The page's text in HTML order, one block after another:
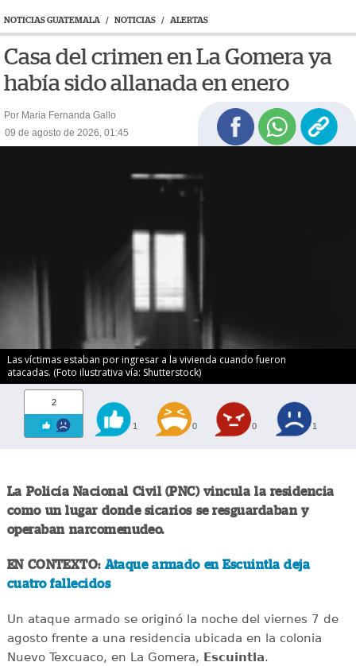
NOTICIAS GUATEMALA / NOTICIAS / ALERTAS
Casa del crimen en La Gomera ya
había sido allanada en enero
Por Maria Fernanda Gallo
09 de agosto de 2026, 01:45
Las víctimas estaban por ingresar a la vivienda cuando fueron
atacadas. (Foto ilustrativa vía: Shutterstock)
2
1 0 0 1
La Policía Nacional Civil (PNC) vincula la residencia
como un lugar donde sicarios se resguardaban y
operaban narcomenudeo.
EN CONTEXTO: Ataque armado en Escuintla deja
cuatro fallecidos
Un ataque armado se originó la noche del viernes 7 de
agosto frente a una residencia ubicada en la colonia
Nuevo Texcuaco, en La Gomera, Escuintla.